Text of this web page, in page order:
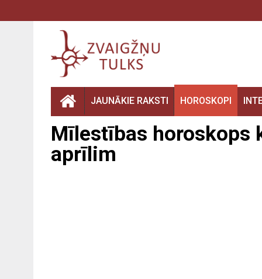
JAUNĀKIE RAKSTI HOROSKOPI
Mīlestības horoskops
aprīlim